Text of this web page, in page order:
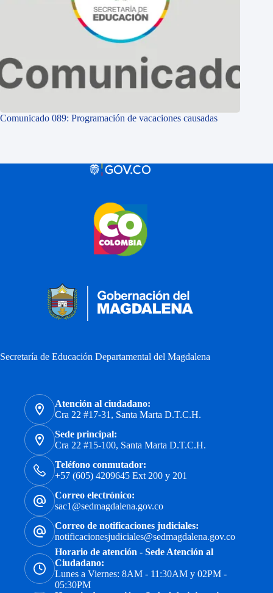
Comunicado 089: Programación de vacaciones causadas
Secretaría de Educación Departamental del Magdalena
Atención al ciudadano:
Cra 22 #17-31, Santa Marta D.T.C.H.
Sede principal:
Cra 22 #15-100, Santa Marta D.T.C.H.
Teléfono conmutador:
+57 (605) 4209645 Ext 200 y 201
Correo electrónico:
sac1@sedmagdalena.gov.co
Correo de notificaciones judiciales:
notificacionesjudiciales@sedmagdalena.gov.co
Horario de atención - Sede Atención al
Ciudadano:
Lunes a Viernes: 8AM - 11:30AM y 02PM -
05:30PM